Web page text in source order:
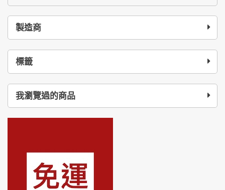
製造商
標籤
我瀏覽過的商品